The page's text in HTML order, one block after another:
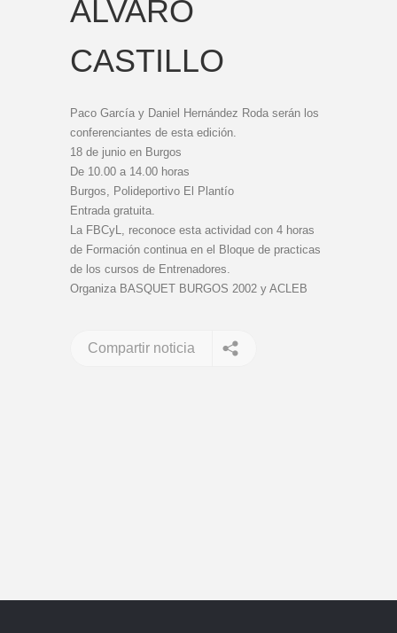
ALVARO
CASTILLO
Paco García y Daniel Hernández Roda serán los
conferenciantes de esta edición.
18 de junio en Burgos
De 10.00 a 14.00 horas
Burgos, Polideportivo El Plantío
Entrada gratuita.
La FBCyL, reconoce esta actividad con 4 horas
de Formación continua en el Bloque de practicas
de los cursos de Entrenadores.
Organiza BASQUET BURGOS 2002 y ACLEB
Compartir noticia